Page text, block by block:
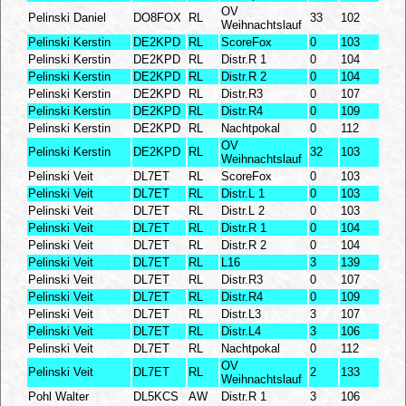
Pelinski Daniel
DO8FOX RL
OV
Weihnachtslauf
33
102
Pelinski Kerstin
DE2KPD RL ScoreFox 0
103
Pelinski Kerstin
DE2KPD RL Distr.R 1 0
104
Pelinski Kerstin
DE2KPD RL Distr.R 2 0
104
Pelinski Kerstin
DE2KPD RL Distr.R3 0
107
Pelinski Kerstin
DE2KPD RL Distr.R4 0
109
Pelinski Kerstin
DE2KPD RL Nachtpokal 0
112
Pelinski Kerstin
DE2KPD RL
OV
Weihnachtslauf
32
103
Pelinski Veit
DL7ET RL ScoreFox 0
103
Pelinski Veit
DL7ET RL Distr.L 1 0
103
Pelinski Veit
DL7ET RL Distr.L 2 0
103
Pelinski Veit
DL7ET RL Distr.R 1 0
104
Pelinski Veit
DL7ET RL Distr.R 2 0
104
Pelinski Veit
DL7ET RL L16 3
139
Pelinski Veit
DL7ET RL Distr.R3 0
107
Pelinski Veit
DL7ET RL Distr.R4 0
109
Pelinski Veit
DL7ET RL Distr.L3 3
107
Pelinski Veit
DL7ET RL Distr.L4 3
106
Pelinski Veit
DL7ET RL Nachtpokal 0
112
Pelinski Veit
DL7ET RL
OV
Weihnachtslauf
2
133
Pohl Walter
DL5KCS AW Distr.R 1 3 106